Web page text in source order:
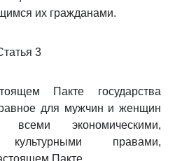
их гражданами.
3
Пакте государства
для мужчин и женщин
всеми экономическими,
правами,
Пакте.